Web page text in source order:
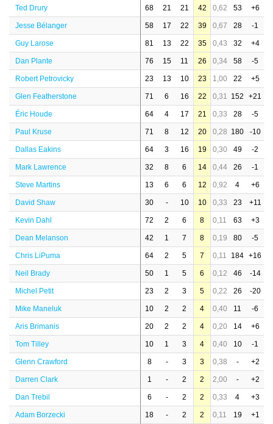
Ted Drury 68 21 21 42 0,62 53 +6
Jesse Bélanger 58 17 22 39 0,67 28 -1
Guy Larose 81 13 22 35 0,43 32 +4
Dan Plante 76 15 11 26 0,34 58 -5
Robert Petrovicky 23 13 10 23 1,00 22 +5
Glen Featherstone 71 6 16 22 0,31 152 +21
Éric Houde 64 4 17 21 0,33 28 -5
Paul Kruse 71 8 12 20 0,28 180 -10
Dallas Eakins 64 3 16 19 0,30 49 -2
Mark Lawrence 32 8 6 14 0,44 26 -1
Steve Martins 13 6 6 12 0,92 4 +6
David Shaw 30 - 10 10 0,33 23 +11
Kevin Dahl 72 2 6 8 0,11 63 +3
Dean Melanson 42 1 7 8 0,19 80 -5
Chris LiPuma 64 2 5 7 0,11 184 +16
Neil Brady 50 1 5 6 0,12 46 -14
Michel Petit 23 2 3 5 0,22 26 -20
Mike Maneluk 10 2 2 4 0,40 11 -6
Aris Brimanis 20 2 2 4 0,20 14 +6
Tom Tilley 10 1 3 4 0,40 10 -1
Glenn Crawford 8 - 3 3 0,38 - +2
Darren Clark 1 - 2 2 2,00 - +2
Dan Trebil 6 - 2 2 0,33 4 +3
Adam Borzecki 18 - 2 2 0,11 19 +1